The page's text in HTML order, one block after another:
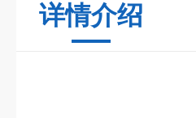
详情介绍